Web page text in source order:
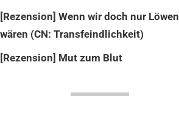
[Rezension] Wenn wir doch nur Löwen
wären (CN: Transfeindlichkeit)
[Rezension] Mut zum Blut